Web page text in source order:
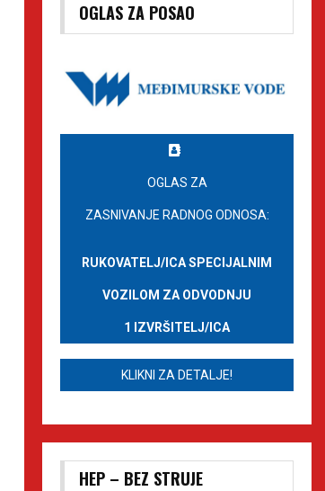
OGLAS ZA POSAO
OGLAS ZA
ZASNIVANJE RADNOG ODNOSA:
RUKOVATELJ/ICA SPECIJALNIM
VOZILOM ZA ODVODNJU
1 IZVRŠITELJ/ICA
KLIKNI ZA DETALJE!
HEP – BEZ STRUJE